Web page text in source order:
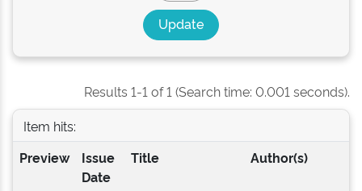
Results 1-1 of 1 (Search time: 0.001 seconds).
Item hits:
Preview
Issue
Date
Title Author(s)